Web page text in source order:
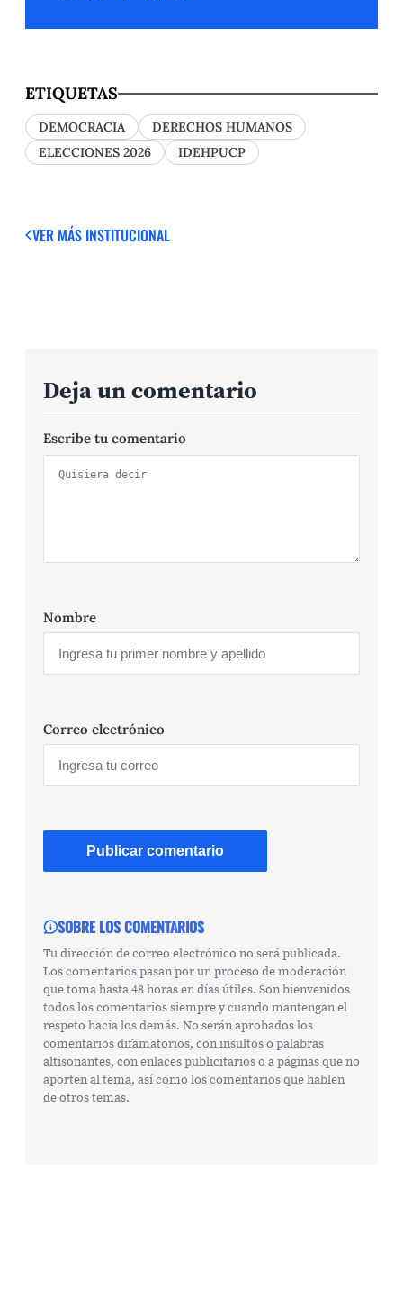
ETIQUETAS
DEMOCRACIA
DERECHOS HUMANOS
ELECCIONES 2026
IDEHPUCP
VER MÁS INSTITUCIONAL
Deja un comentario
Escribe tu comentario
Nombre
Correo electrónico
SOBRE LOS COMENTARIOS
Tu dirección de correo electrónico no será publicada.
Los comentarios pasan por un proceso de moderación
que toma hasta 48 horas en días útiles. Son bienvenidos
todos los comentarios siempre y cuando mantengan el
respeto hacia los demás. No serán aprobados los
comentarios difamatorios, con insultos o palabras
altisonantes, con enlaces publicitarios o a páginas que no
aporten al tema, así como los comentarios que hablen
de otros temas.